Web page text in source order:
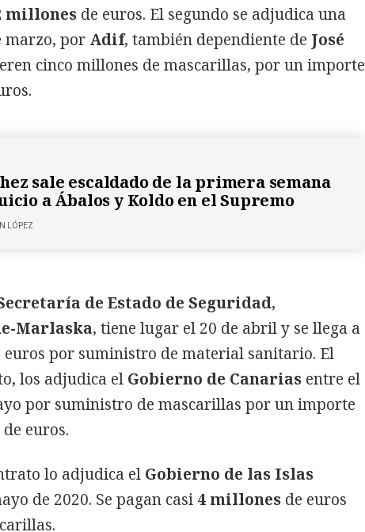
millones de euros. El segundo se adjudica una
marzo, por Adif, también dependiente de José
cinco millones de mascarillas, por un importe
sale escaldado de la primera semana
a Ábalos y Koldo en el Supremo
LÓPEZ
de Estado de Seguridad,
Marlaska, tiene lugar el 20 de abril y se llega a
euros por suministro de material sanitario. El
los adjudica el Gobierno de Canarias entre el
por suministro de mascarillas por un importe
de euros.
lo adjudica el Gobierno de las Islas
de 2020. Se pagan casi 4 millones de euros